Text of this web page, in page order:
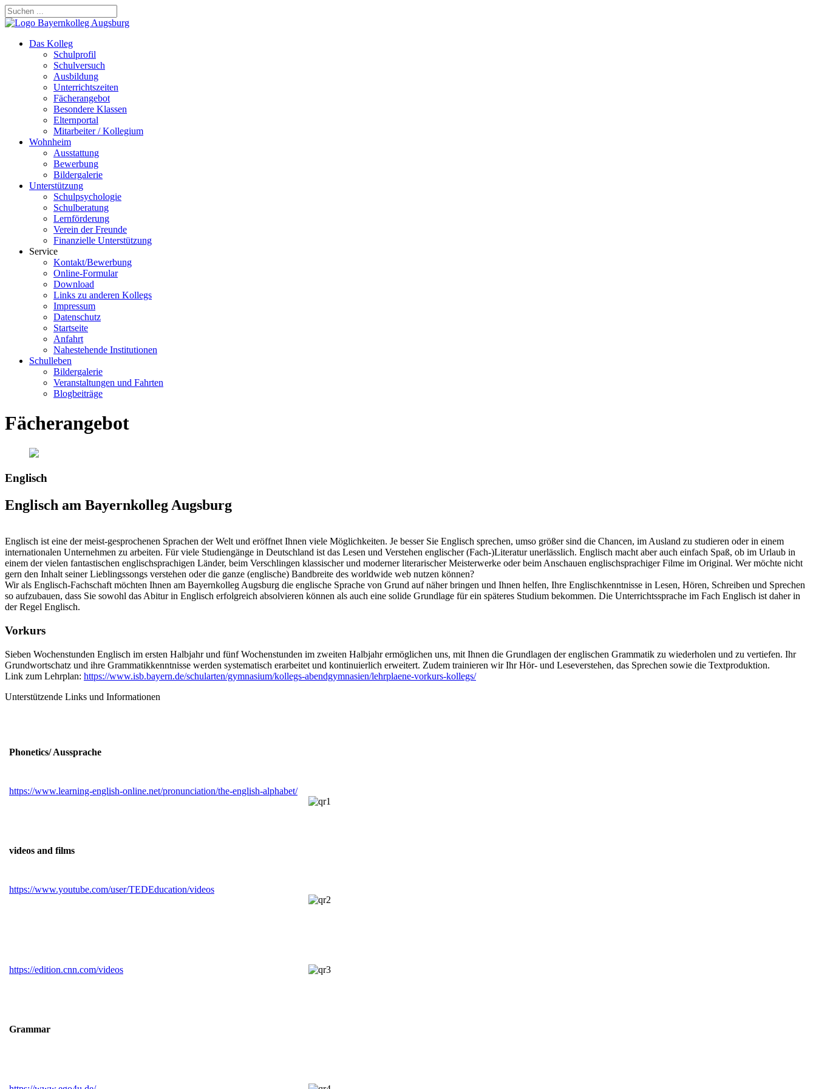
Das Kolleg
Schulprofil
Schulversuch
Ausbildung
Unterrichtszeiten
Fächerangebot
Besondere Klassen
Elternportal
Mitarbeiter / Kollegium
Wohnheim
Ausstattung
Bewerbung
Bildergalerie
Unterstützung
Schulpsychologie
Schulberatung
Lernförderung
Verein der Freunde
Finanzielle Unterstützung
Service
Kontakt/Bewerbung
Online-Formular
Download
Links zu anderen Kollegs
Impressum
Datenschutz
Startseite
Anfahrt
Nahestehende Institutionen
Schulleben
Bildergalerie
Veranstaltungen und Fahrten
Blogbeiträge
Fächerangebot
Englisch
Englisch am Bayernkolleg Augsburg
Englisch ist eine der meist-gesprochenen Sprachen der Welt und eröffnet Ihnen viele Möglichkeiten. Je besser Sie Englisch sprechen, umso größer sind die Chancen, im Ausland zu studieren oder in einem
internationalen Unternehmen zu arbeiten. Für viele Studiengänge in Deutschland ist das Lesen und Verstehen englischer (Fach-)Literatur unerlässlich. Englisch macht aber auch einfach Spaß, ob im Urlaub in
einem der vielen fantastischen englischsprachigen Länder, beim Verschlingen klassischer und moderner literarischer Meisterwerke oder beim Anschauen englischsprachiger Filme im Original. Wer möchte nicht
gern den Inhalt seiner Lieblingssongs verstehen oder die ganze (englische) Bandbreite des worldwide web nutzen können?
Wir als Englisch-Fachschaft möchten Ihnen am Bayernkolleg Augsburg die englische Sprache von Grund auf näher bringen und Ihnen helfen, Ihre Englischkenntnisse in Lesen, Hören, Schreiben und Sprechen
so aufzubauen, dass Sie sowohl das Abitur in Englisch erfolgreich absolvieren können als auch eine solide Grundlage für ein späteres Studium bekommen. Die Unterrichtssprache im Fach Englisch ist daher in
der Regel Englisch.
Vorkurs
Sieben Wochenstunden Englisch im ersten Halbjahr und fünf Wochenstunden im zweiten Halbjahr ermöglichen uns, mit Ihnen die Grundlagen der englischen Grammatik zu wiederholen und zu vertiefen. Ihr
Grundwortschatz und ihre Grammatikkenntnisse werden systematisch erarbeitet und kontinuierlich erweitert. Zudem trainieren wir Ihr Hör- und Leseverstehen, das Sprechen sowie die Textproduktion.
Link zum Lehrplan: https://www.isb.bayern.de/schularten/gymnasium/kollegs-abendgymnasien/lehrplaene-vorkurs-kollegs/
Unterstützende Links und Informationen
Phonetics/ Aussprache
https://www.learning-english-online.net/pronunciation/the-english-alphabet/
videos and films
https://www.youtube.com/user/TEDEducation/videos
https://edition.cnn.com/videos
Grammar